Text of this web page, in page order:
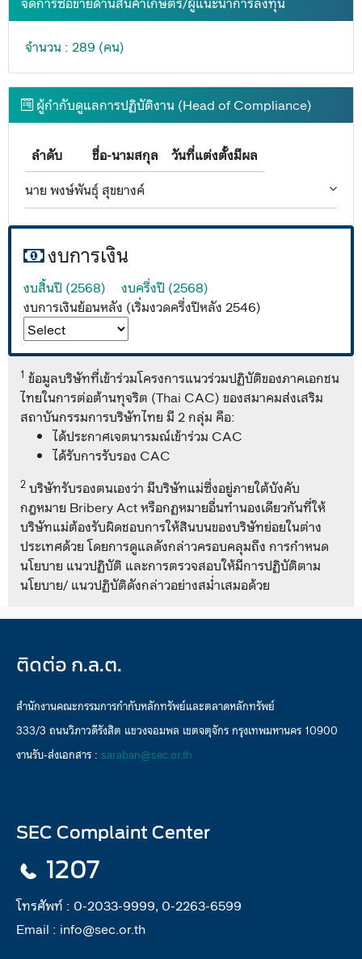
จำนวน : 289 (คน)
ผู้กำกับดูแลการปฏิบัติงาน (Head of Compliance)
ลำดับ ชื่อ-นามสกุล
วันที่แต่งตั้งมีผล
นาย พงษ์พันธุ์ สุขยางค์
งบการเงิน
งบสิ้นปี (2568)
งบครึ่งปี (2568)
งบการเงินย้อนหลัง (เริ่มงวดครึ่งปีหลัง 2546)
1 ข้อมูลบริษัทที่เข้าร่วมโครงการแนวร่วมปฏิบัติของภาคเอกชน
ไทยในการต่อต้านทุจริต (Thai CAC) ของสมาคมส่งเสริม
สถาบันกรรมการบริษัทไทย มี 2 กลุ่ม คือ:
ได้ประกาศเจตนารมณ์เข้าร่วม CAC
ได้รับการรับรอง CAC
2 บริษัทรับรองตนเองว่า มีบริษัทแม่ซึ่งอยู่ภายใต้บังคับ
กฎหมาย Bribery Act หรือกฏหมายอื่นทำนองเดียวกันที่ให้
บริษัทแม่ต้องรับผิดชอบการให้สินบนของบริษัทย่อยในต่าง
ประเทศด้วย โดยการดูแลดังกล่าวครอบคลุมถึง การกำหนด
นโยบาย แนวปฏิบัติ และการตรวจสอบให้มีการปฏิบัติตาม
นโยบาย/ แนวปฏิบัติดังกล่าวอย่างสม่ำเสมอด้วย
ติดต่อ ก.ล.ต.
สำนักงานคณะกรรมการกำกับหลักทรัพย์และตลาดหลักทรัพย์
333/3 ถนนวิภาวดีรังสิต แขวงจอมพล เขตจตุจักร กรุงเทพมหานคร 10900
งานรับ-ส่งเอกสาร : saraban@sec.or.th
SEC Complaint Center
1207
โทรศัพท์ : 0-2033-9999, 0-2263-6599
Email : info@sec.or.th